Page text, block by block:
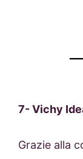
7-Vichy
Grazie alla